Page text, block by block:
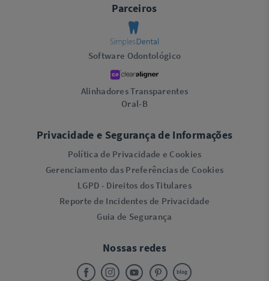
Parceiros
Software Odontológico
Alinhadores Transparentes
Oral-B
Privacidade e Segurança de Informações
Política de Privacidade e Cookies
Gerenciamento das Preferências de Cookies
LGPD - Direitos dos Titulares
Reporte de Incidentes de Privacidade
Guia de Segurança
Nossas redes